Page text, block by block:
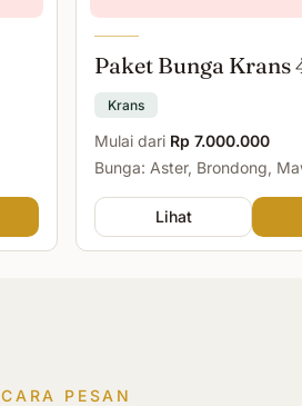
Paket Bunga Krans
Krans
Mulai dari Rp 7.000.000
Bunga: Aster, Brondong,
Lihat
CARA PESAN